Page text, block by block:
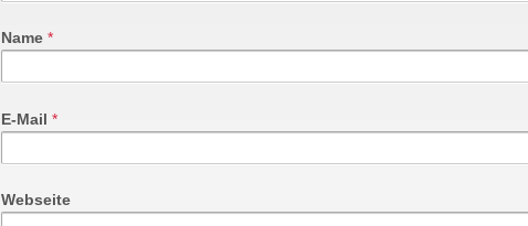
Name *
E-Mail *
Webseite